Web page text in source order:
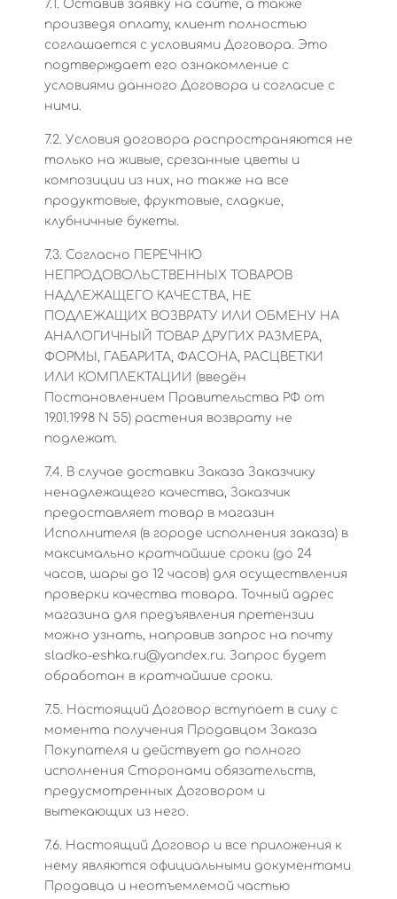
7.1. Оставив заявку на сайте, а также
произведя оплату, клиент полностью
соглашается с условиями Договора. Это
подтверждает его ознакомление с
условиями данного Договора и согласие с
ними.
7.2. Условия договора распространяются не
только на живые, срезанные цветы и
композиции из них, но также на все
продуктовые, фруктовые, сладкие,
клубничные букеты.
7.3. Согласно ПЕРЕЧНЮ
НЕПРОДОВОЛЬСТВЕННЫХ ТОВАРОВ
НАДЛЕЖАЩЕГО КАЧЕСТВА, НЕ
ПОДЛЕЖАЩИХ ВОЗВРАТУ ИЛИ ОБМЕНУ НА
АНАЛОГИЧНЫЙ ТОВАР ДРУГИХ РАЗМЕРА,
ФОРМЫ, ГАБАРИТА, ФАСОНА, РАСЦВЕТКИ
ИЛИ КОМПЛЕКТАЦИИ (введён
Постановлением Правительства РФ от
19.01.1998 N 55) растения возврату не
подлежат.
7.4. В случае доставки Заказа Заказчику
ненадлежащего качества, Заказчик
предоставляет товар в магазин
Исполнителя (в городе исполнения заказа) в
максимально кратчайшие сроки (до 24
часов, шары до 12 часов) для осуществления
проверки качества товара. Точный адрес
магазина для предъявления претензии
можно узнать, направив запрос на почту
sladko-eshka.ru@yandex.ru. Запрос будет
обработан в кратчайшие сроки.
7.5. Настоящий Договор вступает в силу с
момента получения Продавцом Заказа
Покупателя и действует до полного
исполнения Сторонами обязательств,
предусмотренных Договором и
вытекающих из него.
7.6. Настоящий Договор и все приложения к
нему являются официальными документами
Продавца и неотъемлемой частью